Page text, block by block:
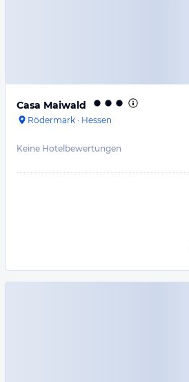
Casa Maiwald
Rödermark · Hessen
Keine Hotelbewertungen